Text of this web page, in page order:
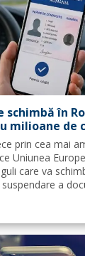
schimbă în
milioane de
prin cea mai
Uniunea
care va
a
transpună noile
în 2028, iar